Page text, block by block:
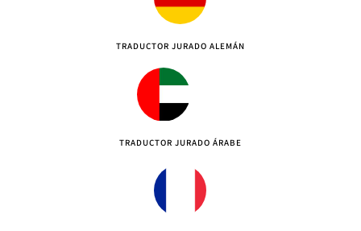
TRADUCTOR JURADO ALEMÁN
TRADUCTOR JURADO ÁRABE